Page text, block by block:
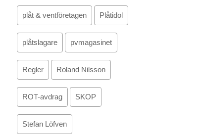
plåt & ventföretagen Plåtidol
plåtslagare pvmagasinet
Regler Roland Nilsson
ROT-avdrag SKOP
Stefan Löfven